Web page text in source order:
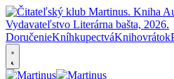
DoručenieKníhkupectváKnihovrátok